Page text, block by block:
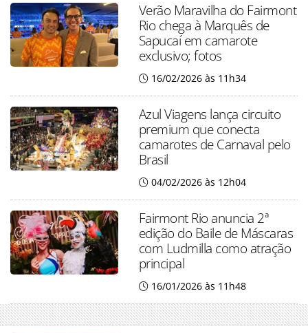
Verão Maravilha do Fairmont
Rio chega à Marquês de
Sapucaí em camarote
exclusivo; fotos
16/02/2026 às 11h34
Azul Viagens lança circuito
premium que conecta
camarotes de Carnaval pelo
Brasil
04/02/2026 às 12h04
Fairmont Rio anuncia 2ª
edição do Baile de Máscaras
com Ludmilla como atração
principal
16/01/2026 às 11h48